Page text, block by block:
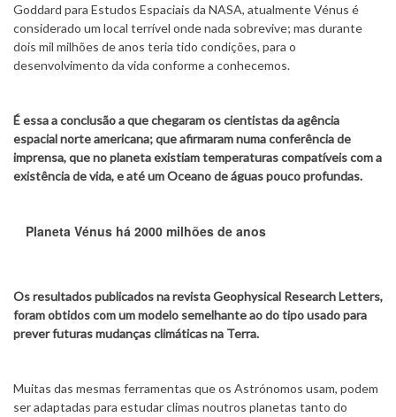
Goddard para Estudos Espaciais da NASA, atualmente Vénus é
considerado um local terrível onde nada sobrevive; mas durante
dois mil milhões de anos teria tido condições, para o
desenvolvimento da vida conforme a conhecemos.
É essa a conclusão a que chegaram os cientistas da agência
espacial norte americana; que afirmaram numa conferência de
imprensa, que no planeta existiam temperaturas compatíveis com a
existência de vida, e até um Oceano de águas pouco profundas.
Planeta Vénus há 2000 milhões de anos
Os resultados publicados na revista Geophysical Research Letters,
foram obtidos com um modelo semelhante ao do tipo usado para
prever futuras mudanças climáticas na Terra.
Muitas das mesmas ferramentas que os Astrónomos usam, podem
ser adaptadas para estudar climas noutros planetas tanto do